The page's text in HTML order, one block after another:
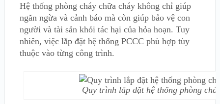
Hệ thống phòng cháy chữa cháy không chỉ giúp
ngăn ngừa và cảnh báo mà còn giúp bảo vệ con
người và tài sản khỏi tác hại của hỏa hoạn. Tuy
nhiên, việc lắp đặt hệ thống PCCC phù hợp tùy
thuộc vào từng công trình.
Quy trình lắp đặt hệ thống phòng